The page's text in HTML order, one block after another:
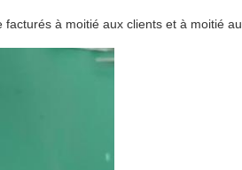
à moitié aux clients et à moitié au